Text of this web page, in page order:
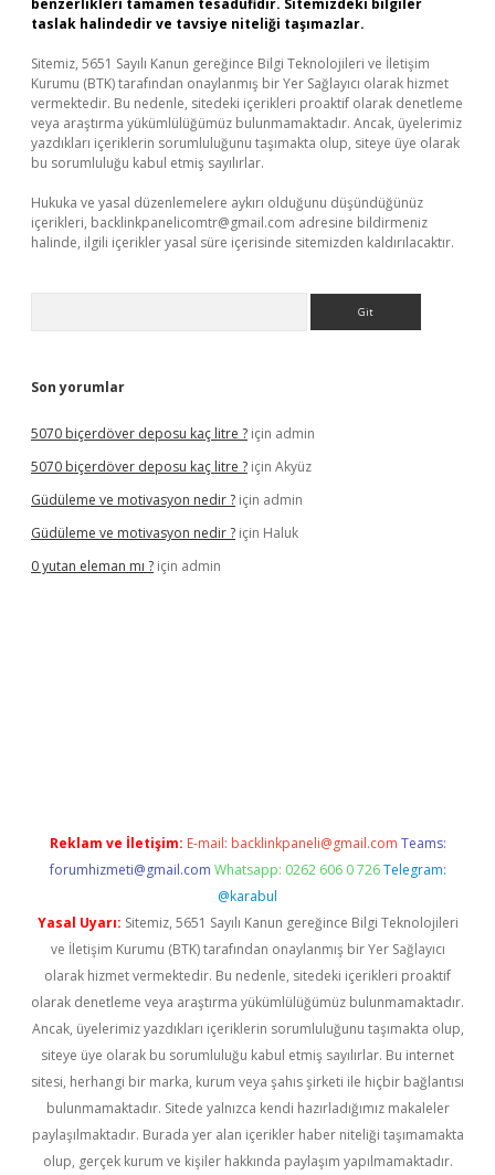
benzerlikleri tamamen tesadüfidir. Sitemizdeki bilgiler
taslak halindedir ve tavsiye niteliği taşımazlar.
Sitemiz, 5651 Sayılı Kanun gereğince Bilgi Teknolojileri ve İletişim
Kurumu (BTK) tarafından onaylanmış bir Yer Sağlayıcı olarak hizmet
vermektedir. Bu nedenle, sitedeki içerikleri proaktif olarak denetleme
veya araştırma yükümlülüğümüz bulunmamaktadır. Ancak, üyelerimiz
yazdıkları içeriklerin sorumluluğunu taşımakta olup, siteye üye olarak
bu sorumluluğu kabul etmiş sayılırlar.
Hukuka ve yasal düzenlemelere aykırı olduğunu düşündüğünüz
içerikleri, backlinkpanelicomtr@gmail.com adresine bildirmeniz
halinde, ilgili içerikler yasal süre içerisinde sitemizden kaldırılacaktır.
Son yorumlar
5070 biçerdöver deposu kaç litre ? için admin
5070 biçerdöver deposu kaç litre ? için Akyüz
Güdüleme ve motivasyon nedir ? için admin
Güdüleme ve motivasyon nedir ? için Haluk
0 yutan eleman mı ? için admin
Reklam ve İletişim: E-mail: backlinkpaneli@gmail.com Teams:
forumhizmeti@gmail.com Whatsapp: 0262 606 0 726 Telegram:
@karabul
Yasal Uyarı: Sitemiz, 5651 Sayılı Kanun gereğince Bilgi Teknolojileri
ve İletişim Kurumu (BTK) tarafından onaylanmış bir Yer Sağlayıcı
olarak hizmet vermektedir. Bu nedenle, sitedeki içerikleri proaktif
olarak denetleme veya araştırma yükümlülüğümüz bulunmamaktadır.
Ancak, üyelerimiz yazdıkları içeriklerin sorumluluğunu taşımakta olup,
siteye üye olarak bu sorumluluğu kabul etmiş sayılırlar. Bu internet
sitesi, herhangi bir marka, kurum veya şahıs şirketi ile hiçbir bağlantısı
bulunmamaktadır. Sitede yalnızca kendi hazırladığımız makaleler
paylaşılmaktadır. Burada yer alan içerikler haber niteliği taşımamakta
olup, gerçek kurum ve kişiler hakkında paylaşım yapılmamaktadır.